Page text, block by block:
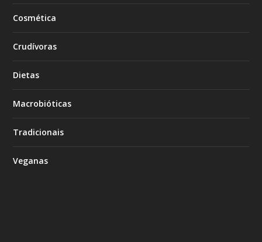
Cosmética
Crudívoras
Dietas
Macrobióticas
Tradicionais
Veganas